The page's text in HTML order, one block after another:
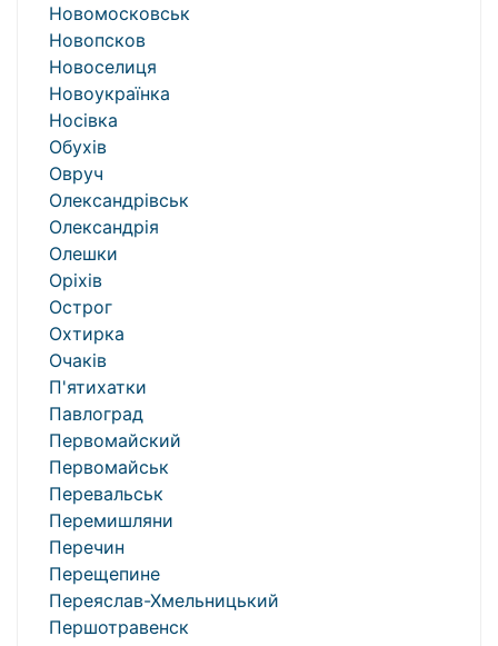
Новомосковськ
Новопсков
Новоселиця
Новоукраїнка
Носівка
Обухів
Овруч
Олександрівськ
Олександрія
Олешки
Оріхів
Острог
Охтирка
Очаків
П'ятихатки
Павлоград
Первомайский
Первомайськ
Перевальськ
Перемишляни
Перечин
Перещепине
Переяслав-Хмельницький
Першотравенск